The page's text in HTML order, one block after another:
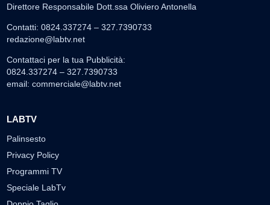
Direttore Responsabile Dott.ssa Oliviero Antonella
Contatti: 0824.337274 – 327.7390733
redazione@labtv.net
Contattaci per la tua Pubblicità:
0824.337274 – 327.7390733
email: commerciale@labtv.net
LABTV
Palinsesto
Privacy Policy
Programmi TV
Speciale LabTv